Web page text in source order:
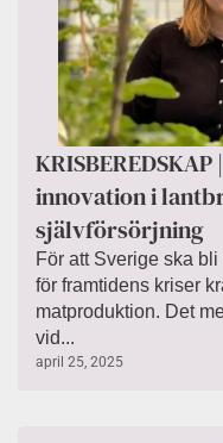
innovation i
självförsörjning
För att Sverige ska
för framtidens kriser
matproduktion. Det
vid...
april 25, 2025